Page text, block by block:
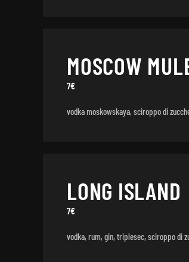
MOSCOW
7€
vodka moskowskaya, sciroppo di
LONG ISLAND
7€
vodka, rum, gin, triplesec, sciroppo di